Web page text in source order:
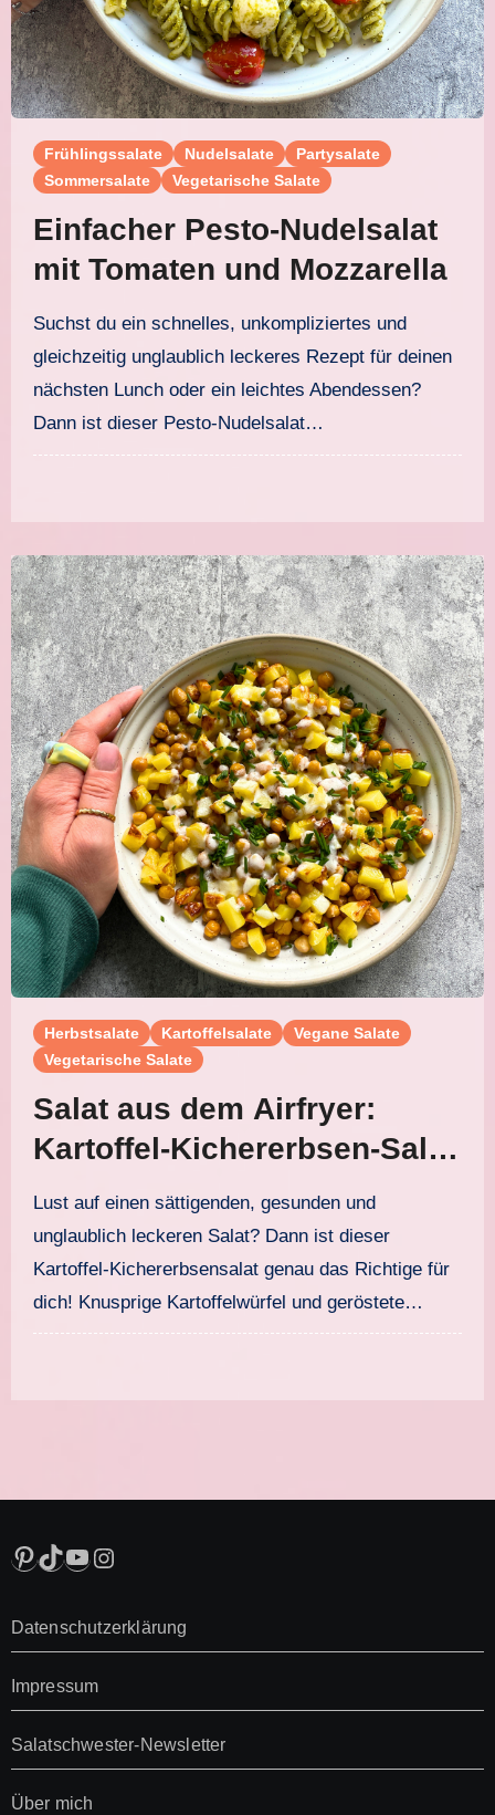
Frühlingssalate Nudelsalate
Partysalate
Sommersalate
Vegetarische Salate
Einfacher Pesto-Nudelsalat
mit Tomaten und Mozzarella
Suchst du ein schnelles, unkompliziertes und
gleichzeitig unglaublich leckeres Rezept für deinen
nächsten Lunch oder ein leichtes Abendessen?
Dann ist dieser Pesto-Nudelsalat…
Herbstsalate Kartoffelsalate
Vegane Salate
Vegetarische Salate
Salat aus dem Airfryer:
Kartoffel-Kichererbsen-Salat
mit Joghurtdressing
Lust auf einen sättigenden, gesunden und
unglaublich leckeren Salat? Dann ist dieser
Kartoffel-Kichererbsensalat genau das Richtige für
dich! Knusprige Kartoffelwürfel und geröstete…
Pinterest
TikTok
YouTube
Instagram
Datenschutzerklärung
Impressum
Salatschwester-Newsletter
Über mich